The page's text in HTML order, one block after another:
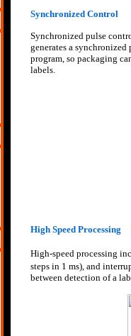
Synchronized Control
Synchronized pulse
generates a
program, so packaging
labels.
High Speed Processing
High-speed processing
steps in 1 ms), and
between detection of a